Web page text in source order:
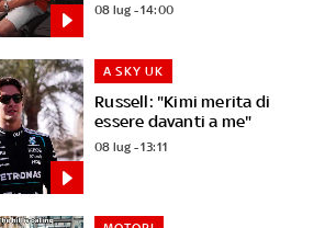
08 lug - 14:00
Russell: "Kimi merita di
essere davanti a me"
A SKY UK
08 lug - 13:11